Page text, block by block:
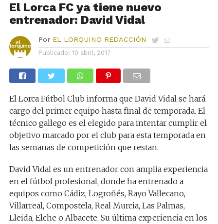
El Lorca FC ya tiene nuevo
entrenador: David Vidal
Por EL LORQUINO REDACCIÓN
Publicado: 10 abril, 2017
El Lorca Fútbol Club informa que David Vidal se hará
cargo del primer equipo hasta final de temporada. El
técnico gallego es el elegido para intentar cumplir el
objetivo marcado por el club para esta temporada en
las semanas de competición que restan.
David Vidal es un entrenador con amplia experiencia
en el fútbol profesional, donde ha entrenado a
equipos como Cádiz, Logroñés, Rayo Vallecano,
Villarreal, Compostela, Real Murcia, Las Palmas,
Lleida, Elche o Albacete. Su última experiencia en los